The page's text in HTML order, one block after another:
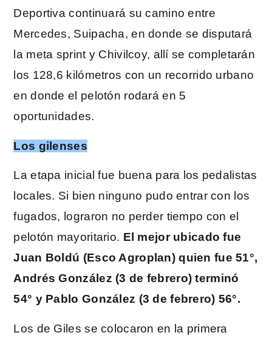
Deportiva continuará su camino entre
Mercedes, Suipacha, en donde se disputará
la meta sprint y Chivilcoy, allí se completarán
los 128,6 kilómetros con un recorrido urbano
en donde el pelotón rodará en 5
oportunidades.
Los gilenses
La etapa inicial fue buena para los pedalistas
locales. Si bien ninguno pudo entrar con los
fugados, lograron no perder tiempo con el
pelotón mayoritario. El mejor ubicado fue
Juan Boldú (Esco Agroplan) quien fue 51°,
Andrés González (3 de febrero) terminó
54° y Pablo González (3 de febrero) 56°.
Los de Giles se colocaron en la primera